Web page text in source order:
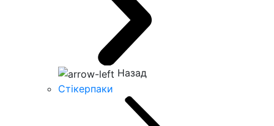
Назад
Стікерпаки